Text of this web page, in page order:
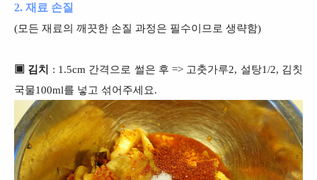
2. 재료 손질
(모든 재료의 깨끗한 손질 과정은 필수이므로 생략함)
▣ 김치 : 1.5cm 간격으로 썰은 후 => 고춧가루2, 설탕1/2, 김칫
국물100ml를 넣고 섞어주세요.